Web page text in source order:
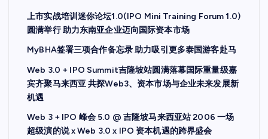
上市实战培训迷你论坛1.0(IPO Mini Training Forum 1.0)
圆满举行 助力东南亚企业迈向国际资本市场
MyBHA签署三项合作备忘录 助力吸引更多泰国游客赴马
Web 3.0 + IPO Summit吉隆坡站圆满落幕国际重量级嘉
宾齐聚马来西亚 共探Web3、资本市场与企业未来发展新
机遇
Web 3 + IPO 峰会 5.0 @ 吉隆坡马来西亚站 2006 一场
超级演的说 x Web 3.0 x IPO 资本机遇的跨界盛会